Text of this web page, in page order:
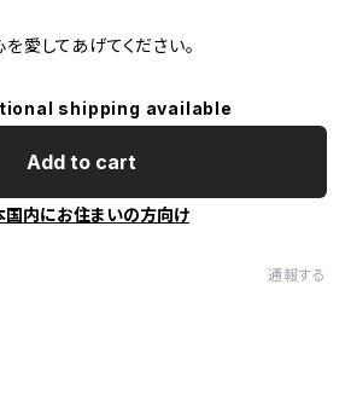
愛してあげてください。
shipping available
Add to cart
国内にお住まいの方向け
通報する